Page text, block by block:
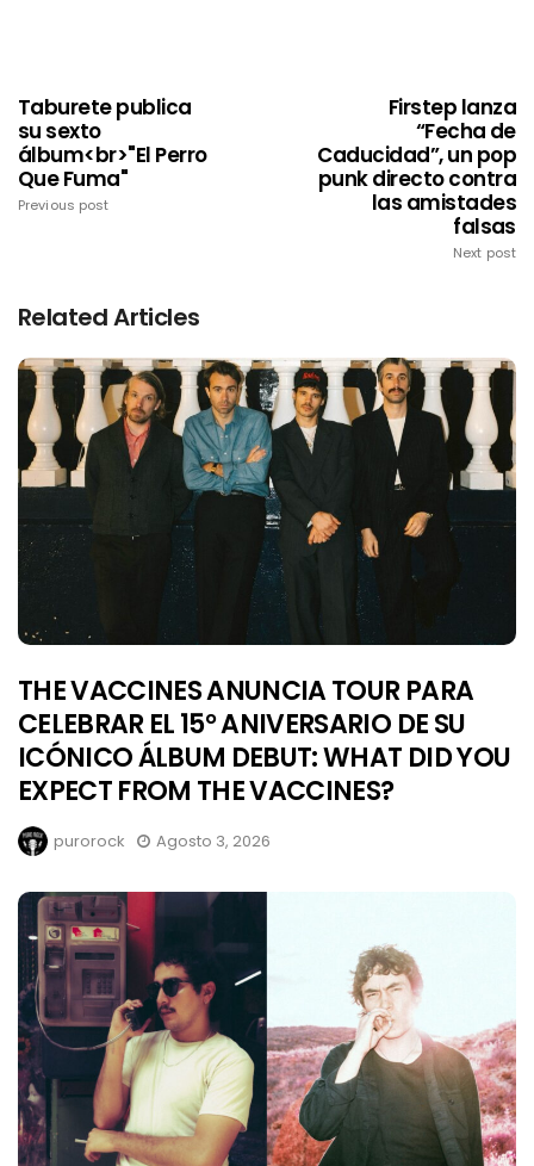
Taburete publica
su sexto
álbum<br>"El Perro
Que Fuma"
Previous post
Firstep lanza
“Fecha de
Caducidad”, un pop
punk directo contra
las amistades
falsas
Next post
Related Articles
THE VACCINES ANUNCIA TOUR PARA
CELEBRAR EL 15° ANIVERSARIO DE SU
ICÓNICO ÁLBUM DEBUT: WHAT DID YOU
EXPECT FROM THE VACCINES?
purorock Agosto 3, 2026